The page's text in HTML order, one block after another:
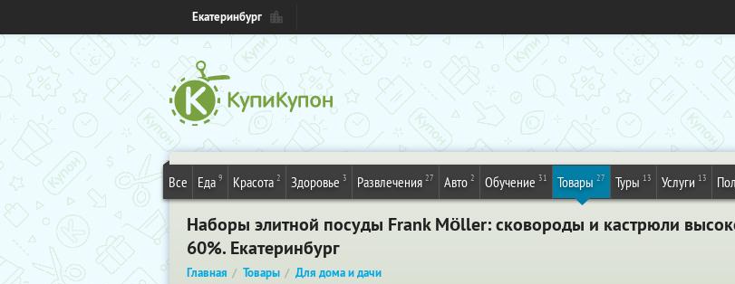
Екатеринбург
Все Еда 9 Красота 2 Здоровье 3 Развлечения 27 Авто 2 Обучение 31 Товары 27 Туры 13 Услуги 13
Наборы элитной посуды Frank Möller: сковороды и кастрюли
60%. Екатеринбург
Главная Товары Для дома и дачи